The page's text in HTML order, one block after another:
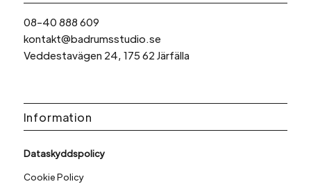
08-40 888 609
kontakt@badrumsstudio.se
Veddestavägen 24, 175 62 Järfälla
Information
Dataskyddspolicy
Cookie Policy